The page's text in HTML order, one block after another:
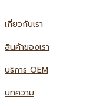
เกี่ยวกับเรา
สินค้าของเรา
บริการ OEM
บทความ